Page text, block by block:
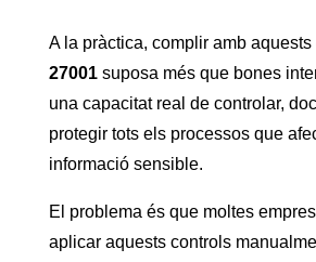
A la pràctica, complir amb aquests
27001suposa més que bones
una capacitat real de controlar,
protegir tots els processos que
informació sensible.
El problema és que moltes
aplicar aquests controls